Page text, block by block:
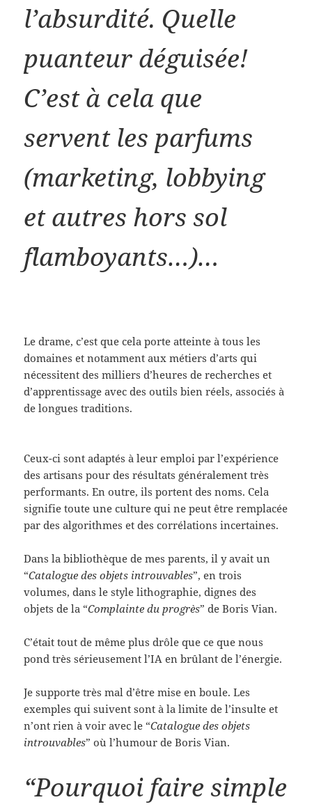
l’absurdité. Quelle
puanteur déguisée!
C’est à cela que
servent les parfums
(marketing, lobbying
et autres hors sol
flamboyants…)…
Le drame, c’est que cela porte atteinte à tous les
domaines et notamment aux métiers d’arts qui
nécessitent des milliers d’heures de recherches et
d’apprentissage avec des outils bien réels, associés à
de longues traditions.
Ceux-ci sont adaptés à leur emploi par l’expérience
des artisans pour des résultats généralement très
performants. En outre, ils portent des noms. Cela
signifie toute une culture qui ne peut être remplacée
par des algorithmes et des corrélations incertaines.
Dans la bibliothèque de mes parents, il y avait un
“Catalogue des objets introuvables”, en trois
volumes, dans le style lithographie, dignes des
objets de la “Complainte du progrès” de Boris Vian.
C’était tout de même plus drôle que ce que nous
pond très sérieusement l’IA en brûlant de l’énergie.
Je supporte très mal d’être mise en boule. Les
exemples qui suivent sont à la limite de l’insulte et
n’ont rien à voir avec le “Catalogue des objets
introuvables” où l’humour de Boris Vian.
“Pourquoi faire simple